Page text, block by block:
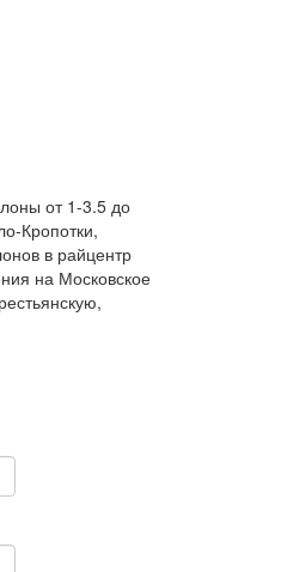
от 1-3.5 до
Кропотки,
в райцентр
на Московское